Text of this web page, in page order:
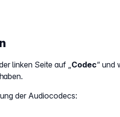
linken Seite auf „Codec“ und
der Audiocodecs: